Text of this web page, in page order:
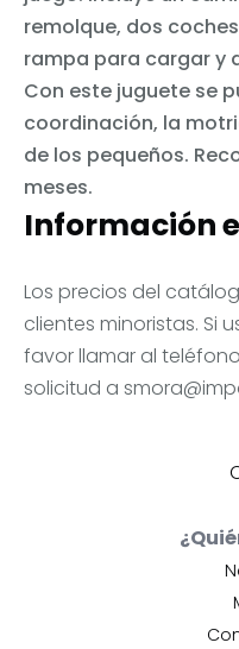
Información
Los precios del
clientes minoristas. Si
favor llamar al
solicitud a
remolque, dos
rampa para cargar y
Con este juguete se
coordinación, la
de los pequeños.
meses.